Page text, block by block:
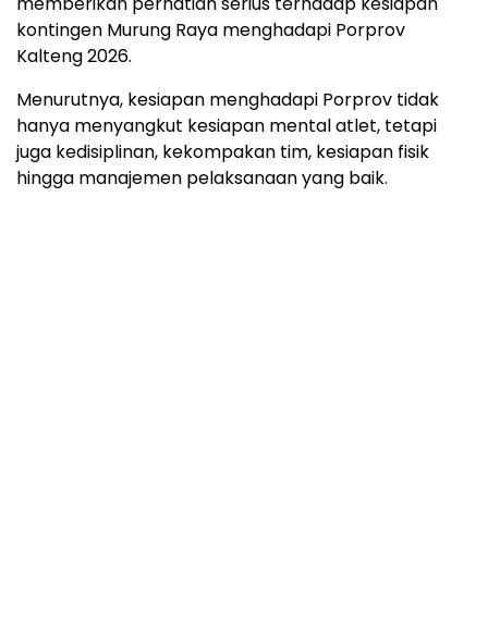
kontingen Murung Raya menghadapi Porprov
Kalteng 2026.
Menurutnya, kesiapan menghadapi Porprov tidak
hanya menyangkut kesiapan mental atlet, tetapi
juga kedisiplinan, kekompakan tim, kesiapan fisik
hingga manajemen pelaksanaan yang baik.